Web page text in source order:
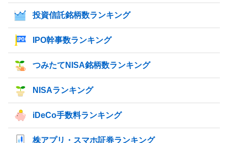
投資信託銘柄数ランキング
IPO幹事数ランキング
つみたてNISA銘柄数ランキング
NISAランキング
iDeCo手数料ランキング
株アプリ・スマホ証券ランキング